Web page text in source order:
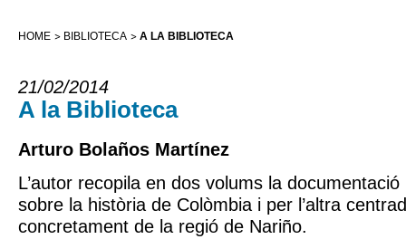
HOME BIBLIOTECA A LA BIBLIOTECA
21/02/2014
A la Biblioteca
Arturo Bolaños Martínez
L’autor recopila en dos volums la
sobre la història de Colòmbia i per l’altra
concretament de la regió de Nariño.